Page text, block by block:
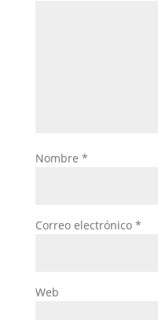
Nombre *
Correo electrónico *
Web